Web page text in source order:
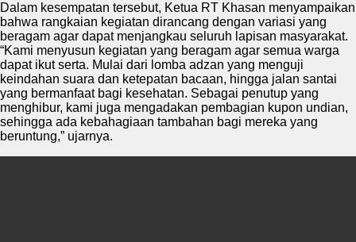
Dalam kesempatan tersebut, Ketua RT Khasan menyampaikan
bahwa rangkaian kegiatan dirancang dengan variasi yang
beragam agar dapat menjangkau seluruh lapisan masyarakat.
“Kami menyusun kegiatan yang beragam agar semua warga
dapat ikut serta. Mulai dari lomba adzan yang menguji
keindahan suara dan ketepatan bacaan, hingga jalan santai
yang bermanfaat bagi kesehatan. Sebagai penutup yang
menghibur, kami juga mengadakan pembagian kupon undian,
sehingga ada kebahagiaan tambahan bagi mereka yang
beruntung,” ujarnya.